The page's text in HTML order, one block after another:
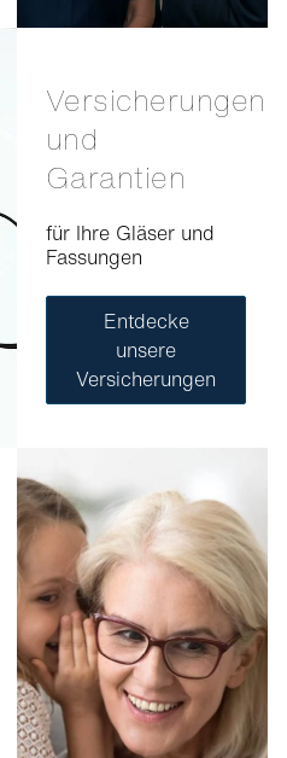
Versicherungen
und
Garantien
für Ihre Gläser und
Fassungen
Entdecke
unsere
Versicherungen